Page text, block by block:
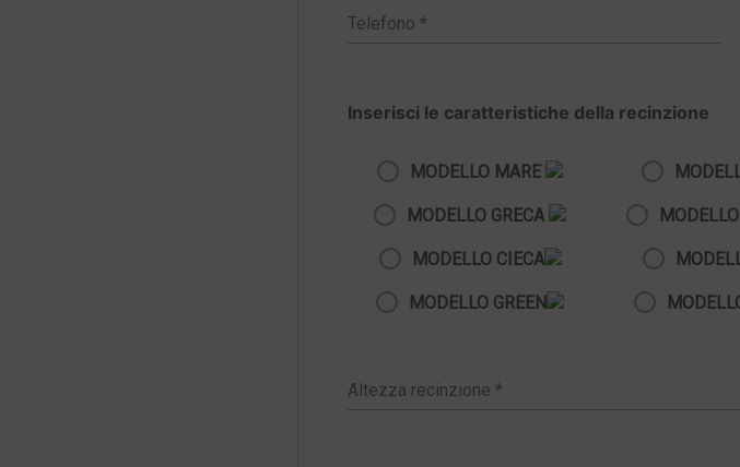
Inserisci le caratteristiche della recinzione
MODELLO MARE
MODELLO GRECA
MODELLO CIECA
MODELLO GREEN